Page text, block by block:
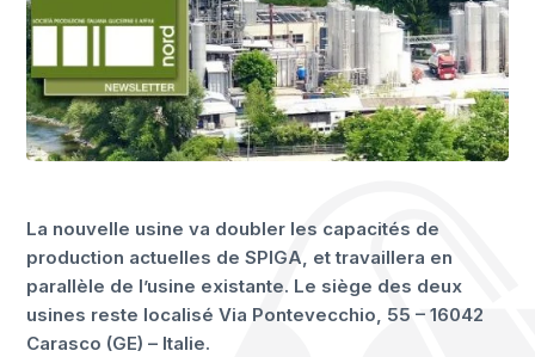
La nouvelle usine va doubler les capacités de
production actuelles de SPIGA, et travaillera en
parallèle de l’usine existante. Le siège des deux
usines reste localisé Via Pontevecchio, 55 – 16042
Carasco (GE) – Italie.